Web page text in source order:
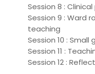
Session 8 :
Session 9 : Ward
teaching
Session 10 :
Session 11 :
Session 12 :